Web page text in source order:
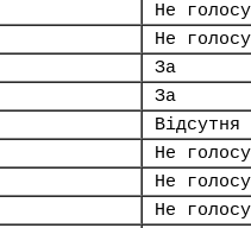
Не
Не
За
За
Відсутня
Не
Не
Не